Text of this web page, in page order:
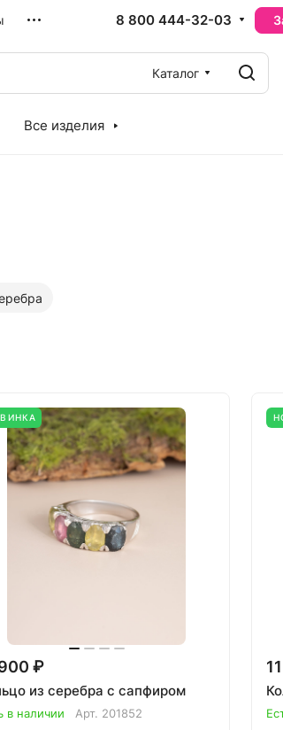
8 800 444-32-03
Каталог
Все изделия
₽
из серебра с сапфиром
в наличии Арт. 201852